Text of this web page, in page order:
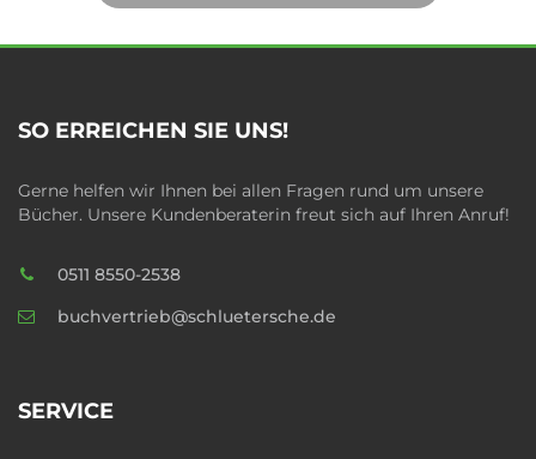
SO ERREICHEN SIE UNS!
Gerne helfen wir Ihnen bei allen Fragen rund um unsere
Bücher. Unsere Kundenberaterin freut sich auf Ihren Anruf!
0511 8550-2538
buchvertrieb@schluetersche.de
SERVICE